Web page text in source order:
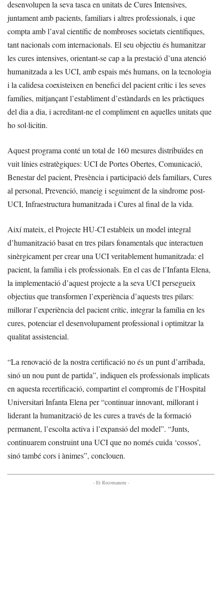
desenvolupen la seva tasca en unitats de Cures Intensives,
juntament amb pacients, familiars i altres professionals, i que
compta amb l’aval científic de nombroses societats científiques,
tant nacionals com internacionals. El seu objectiu és humanitzar
les cures intensives, orientant-se cap a la prestació d’una atenció
humanitzada a les UCI, amb espais més humans, on la tecnologia
i la calidesa coexisteixen en benefici del pacient crític i les seves
famílies, mitjançant l’establiment d’estàndards en les pràctiques
del dia a dia, i acreditant-ne el compliment en aquelles unitats que
ho sol·licitin.
Aquest programa conté un total de 160 mesures distribuïdes en
vuit línies estratègiques: UCI de Portes Obertes, Comunicació,
Benestar del pacient, Presència i participació dels familiars, Cures
al personal, Prevenció, maneig i seguiment de la síndrome post-
UCI, Infraestructura humanitzada i Cures al final de la vida.
Així mateix, el Projecte HU-CI estableix un model integral
d’humanització basat en tres pilars fonamentals que interactuen
sinèrgicament per crear una UCI veritablement humanitzada: el
pacient, la família i els professionals. En el cas de l’Infanta Elena,
la implementació d’aquest projecte a la seva UCI persegueix
objectius que transformen l’experiència d’aquests tres pilars:
millorar l’experiència del pacient crític, integrar la família en les
cures, potenciar el desenvolupament professional i optimitzar la
qualitat assistencial.
“La renovació de la nostra certificació no és un punt d’arribada,
sinó un nou punt de partida”, indiquen els professionals implicats
en aquesta recertificació, compartint el compromís de l’Hospital
Universitari Infanta Elena per “continuar innovant, millorant i
liderant la humanització de les cures a través de la formació
permanent, l’escolta activa i l’expansió del model”. “Junts,
continuarem construint una UCI que no només cuida ‘cossos’,
sinó també cors i ànimes”, conclouen.
- Et Recomanem -